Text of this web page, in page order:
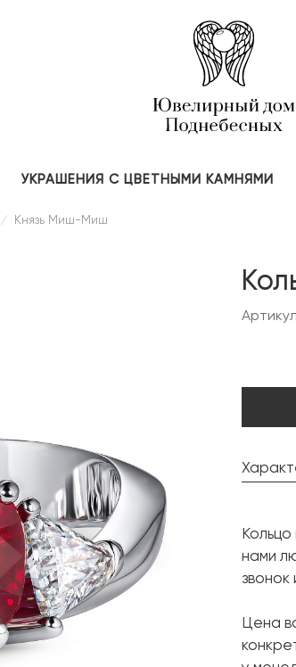
УКРАШЕНИЯ С ЦВЕТНЫМИ КАМНЯМИ
/ Князь Миш-Миш
Форма
нами
Цена